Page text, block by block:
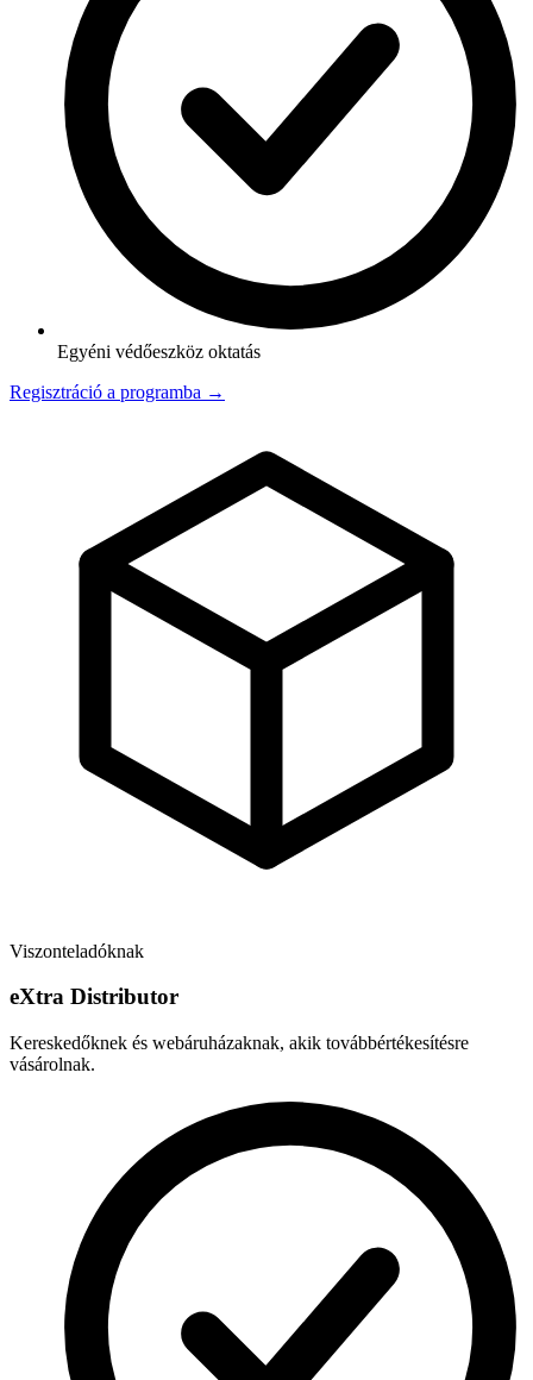
Egyéni védőeszköz oktatás
Regisztráció a programba →
Viszonteladóknak
eXtra Distributor
Kereskedőknek és webáruházaknak, akik továbbértékesítésre
vásárolnak.